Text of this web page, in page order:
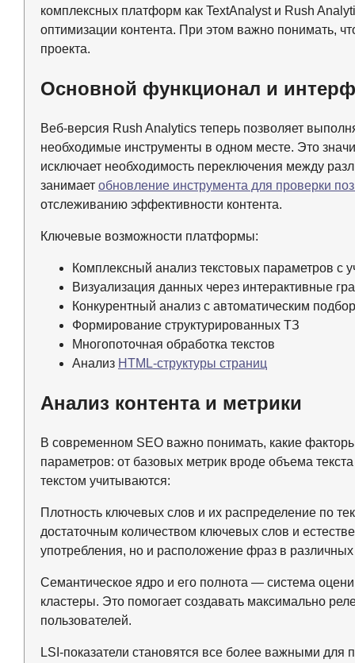
комплексных платформ как TextAnalyst и Rush
оптимизации контента. При этом важно понимать,
проекта.
Основной функционал и
Веб-версия Rush Analytics теперь позволяет
необходимые инструменты в одном месте. Это
исключает необходимость переключения между
занимает обновление инструмента для проверки
отслеживанию эффективности контента.
Ключевые возможности платформы:
Комплексный анализ текстовых параметров с
Визуализация данных через интерактивные
Конкурентный анализ с автоматическим
Формирование структурированных ТЗ
Многопоточная обработка текстов
Анализ HTML-структуры страниц
Анализ контента и метрики
В современном SEO важно понимать, какие
параметров: от базовых метрик вроде объема
текстом учитываются:
Плотность ключевых слов и их распределение по
достаточным количеством ключевых слов и
употребления, но и расположение фраз в различных
Семантическое ядро и его полнота — система
кластеры. Это помогает создавать максимально
пользователей.
LSI-показатели становятся все более важными для